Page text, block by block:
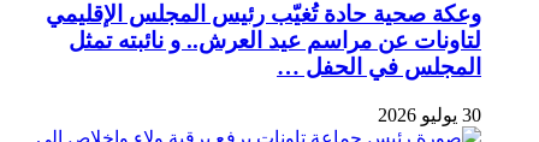
وعكة صحية حادة تُغيّب رئيس المجلس الإقليمي
لتاونات عن مراسم عيد العرش.. و نائبته تمثل
المجلس في الحفل …
30 يوليو 2026